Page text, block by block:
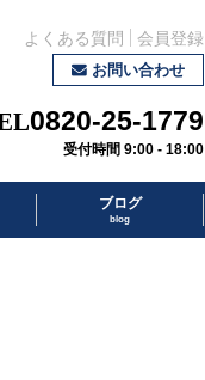
よくある質問
会員登録
お問い合わせ
0820-25-1779
受付時間 9:00 - 18:00
ブログ
blog